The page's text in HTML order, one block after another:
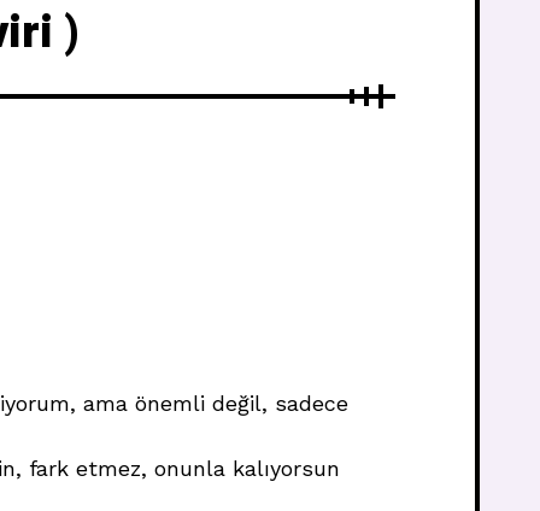
)
ama önemli değil, sadece
fark etmez, onunla kalıyorsun